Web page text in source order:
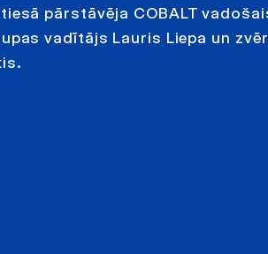
pārstāvēja COBALT
vadītājs Lauris Liepa un